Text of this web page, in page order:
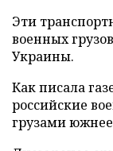
Эти
военных
Украины.
Как писала
российские
грузами